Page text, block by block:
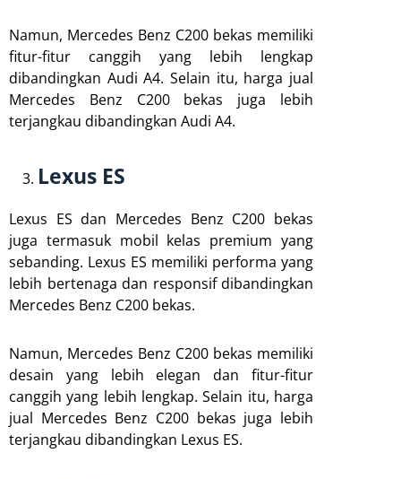
Namun, Mercedes Benz C200 bekas memiliki
fitur-fitur canggih yang lebih lengkap
dibandingkan Audi A4. Selain itu, harga jual
Mercedes Benz C200 bekas juga lebih
terjangkau dibandingkan Audi A4.
Lexus ES
Lexus ES dan Mercedes Benz C200 bekas
juga termasuk mobil kelas premium yang
sebanding. Lexus ES memiliki performa yang
lebih bertenaga dan responsif dibandingkan
Mercedes Benz C200 bekas.
Namun, Mercedes Benz C200 bekas memiliki
desain yang lebih elegan dan fitur-fitur
canggih yang lebih lengkap. Selain itu, harga
jual Mercedes Benz C200 bekas juga lebih
terjangkau dibandingkan Lexus ES.